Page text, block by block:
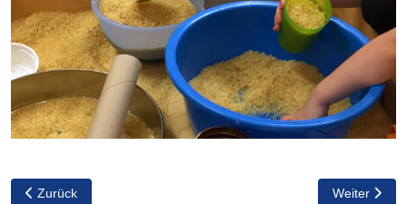
Vorheriger Beitrag: Leichtathletik
Zurück Nächster
Weiter